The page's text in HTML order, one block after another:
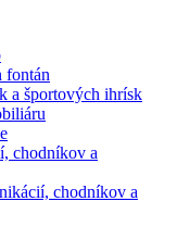
fontán
a športových ihrísk
chodníkov a
chodníkov a